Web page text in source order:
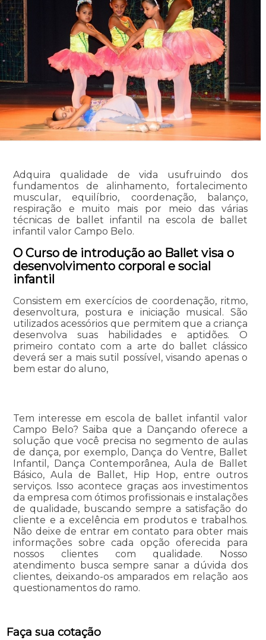
Adquira qualidade de vida usufruindo dos
fundamentos de alinhamento, fortalecimento
muscular, equilíbrio, coordenação, balanço,
respiração e muito mais por meio das várias
técnicas de ballet infantil na escola de ballet
infantil valor Campo Belo.
O Curso de introdução ao Ballet visa o
desenvolvimento corporal e social
infantil
Consistem em exercícios de coordenação, ritmo,
desenvoltura, postura e iniciação musical. São
utilizados acessórios que permitem que a criança
desenvolva suas habilidades e aptidões. O
primeiro contato com a arte do ballet clássico
deverá ser a mais sutil possível, visando apenas o
bem estar do aluno,
Tem interesse em escola de ballet infantil valor
Campo Belo? Saiba que a Dançando oferece a
solução que você precisa no segmento de aulas
de dança, por exemplo, Dança do Ventre, Ballet
Infantil, Dança Contemporânea, Aula de Ballet
Básico, Aula de Ballet, Hip Hop, entre outros
serviços. Isso acontece graças aos investimentos
da empresa com ótimos profissionais e instalações
de qualidade, buscando sempre a satisfação do
cliente e a excelência em produtos e trabalhos.
Não deixe de entrar em contato para obter mais
informações sobre cada opção oferecida para
nossos clientes com qualidade. Nosso
atendimento busca sempre sanar a dúvida dos
clientes, deixando-os amparados em relação aos
questionamentos do ramo.
Faça sua cotação